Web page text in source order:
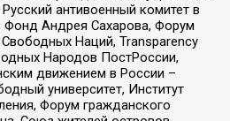
антивоенный комитет в
Андрея Сахарова, Форум
Наций, Transparеncy
Народов ПостРоссии,
движением в России –
университет, Институт
Форум гражданского